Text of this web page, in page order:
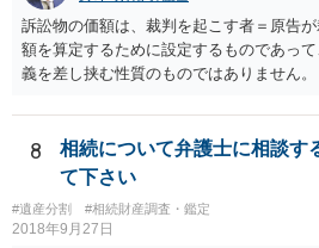
訴訟物の価額は、裁判を起こす者＝原告
額を算定するために設定するものであっ
義を差し挟む性質のものではありません
したとしても、変更されることはありま
8
相続について弁護士に相談す
て下さい
#遺産分割 #相続財産調査・鑑定
2018年9月27日